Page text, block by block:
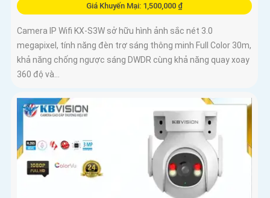
Giá Khuyến Mại: 1,500,000 ₫
Camera IP Wifi KX-S3W sở hữu hình ảnh sắc nét 3.0
megapixel, tính năng đèn trợ sáng thông minh Full Color 30m,
khả năng chống ngược sáng DWDR cùng khả năng quay xoay
360 độ và...